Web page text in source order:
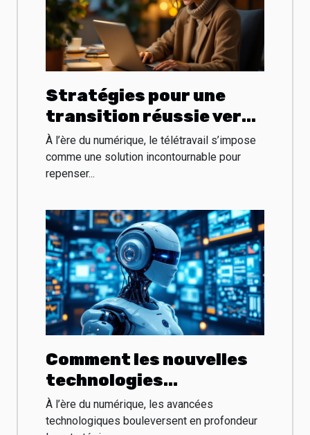
Stratégies pour une
transition réussie vers
le télétravail durable
À l’ère du numérique, le télétravail s’impose
comme une solution incontournable pour
repenser...
Comment les nouvelles
technologies
transforment-elles les
stratégies marketing ?
À l’ère du numérique, les avancées
technologiques bouleversent en profondeur